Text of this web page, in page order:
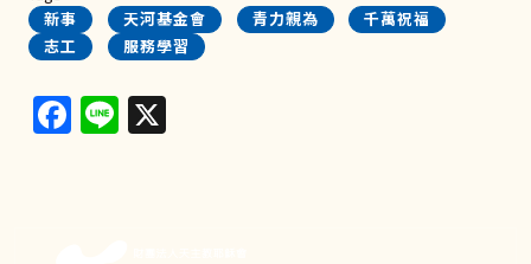
新事
天河基金會 青力親為
千萬祝福
志工
服務學習
Facebook
Line